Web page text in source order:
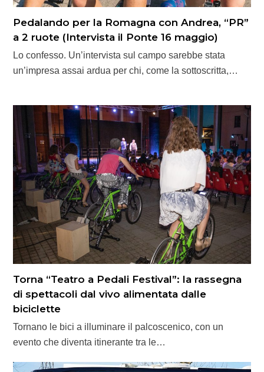
Pedalando per la Romagna con Andrea, “PR”
a 2 ruote (Intervista il Ponte 16 maggio)
Lo confesso. Un’intervista sul campo sarebbe stata
un’impresa assai ardua per chi, come la sottoscritta,…
Torna “Teatro a Pedali Festival”: la rassegna
di spettacoli dal vivo alimentata dalle
biciclette
Tornano le bici a illuminare il palcoscenico, con un
evento che diventa itinerante tra le…